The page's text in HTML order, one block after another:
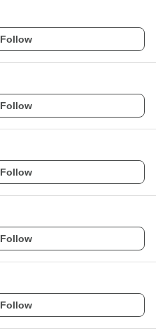
Follow
Follow
Follow
Follow
Follow